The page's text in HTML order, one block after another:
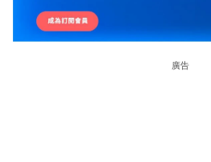
廣告